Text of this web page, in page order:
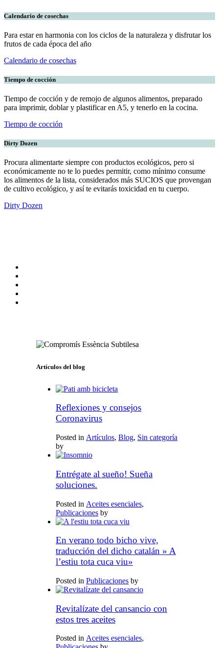
Calendario de cosechas
Para estar en harmonia con los ciclos de la naturaleza y disfrutar los
frutos de cada época del año
Calendario de cosechas
Tiempo de cocción
Tiempo de cocción y de remojo de algunos alimentos, preparado
para imprimir, doblar y plastificar en A5, y tenerlo en la cocina.
Tiempo de cocción
Dirty Dozen
Procura alimentarte siempre con productos ecológicos, pero si
económicamente no te lo puedes permitir, como mínimo consume
los alimentos de la lista, considerados más SUCIOS que provengan
de cultivo ecológico, y así te evitarás toxicidad en tu cuerpo.
Dirty Dozen
Artículos del blog
Reflexiones y consejos
Coronavirus
Posted in Artículos, Blog, Sin categoría
by
Entrégate al sueño! Sueña
soluciones.
Posted in Aceites esenciales,
Publicaciones by
En verano todo bicho vive,
traducción del dicho catalán » A
l’estiu tota cuca viu»
Posted in Publicaciones by
Revitalízate del cansancio con
estos tres aceites
Posted in Aceites esenciales,